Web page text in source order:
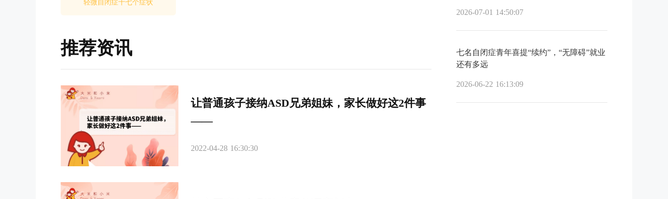
轻微自闭症十七个症状
推荐资讯
让普通孩子接纳ASD兄弟姐妹，家长做好这2件事
——
2022-04-28 16:30:30
2026-07-01 14:50:07
七名自闭症青年喜提“续约”，“无障碍”就业
还有多远
2026-06-22 16:13:09